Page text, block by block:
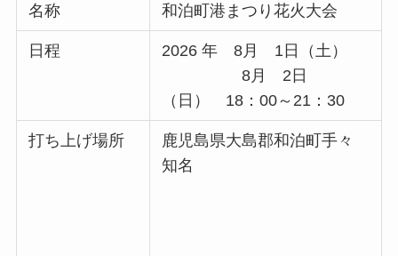
名称 和泊町港まつり花火大会
日程
2026 年 8月 1日（土）
8月 2日
（日） 18：00～21：30
打ち上げ場所
鹿児島県大島郡和泊町手々
知名